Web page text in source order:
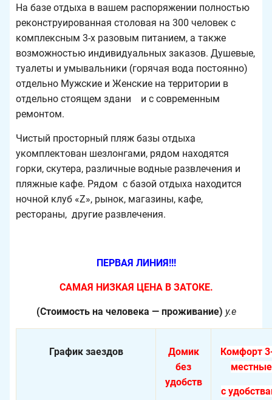
На базе отдыха в вашем распоряжении полностью
реконструированная столовая на 300 человек с
комплексным 3-х разовым питанием, а также
возможностью индивидуальных заказов. Душевые,
туалеты и умывальники (горячая вода постоянно)
отдельно Мужские и Женские на территории в
отдельно стоящем здани и с современным
ремонтом.
Чистый просторный пляж базы отдыха
укомплектован шезлонгами, рядом находятся
горки, скутера, различные водные развлечения и
пляжные кафе. Рядом с базой отдыха находится
ночной клуб «Z», рынок, магазины, кафе,
рестораны, другие развлечения.
ПЕРВАЯ ЛИНИЯ!!!
САМАЯ НИЗКАЯ ЦЕНА В ЗАТОКЕ.
(Стоимость на человека — проживание) у.е
График заездов
Домик
без
удобств
Комфорт
с